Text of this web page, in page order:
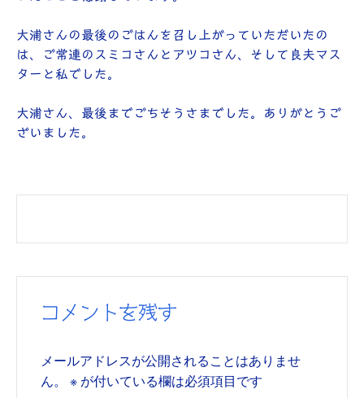
大浦さんの最後のごはんを召し上がっていただいたの
は、ご常連のスミコさんとアツコさん、そして良夫マス
ターと私でした。
大浦さん、最後までごちそうさまでした。ありがとうご
ざいました。
コメントを残す
メールアドレスが公開されることはありませ
ん。
※ が付いている欄は必須項目です